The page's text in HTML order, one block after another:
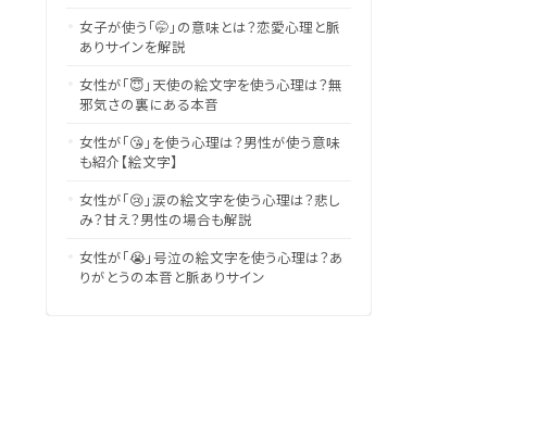
女子が使う「🤭」の意味とは？恋愛心理と脈
ありサインを解説
女性が「😇」天使の絵文字を使う心理は？無
邪気さの裏にある本音
女性が「😘」を使う心理は？男性が使う意味
も紹介【絵文字】
女性が「😢」涙の絵文字を使う心理は？悲し
み？甘え？男性の場合も解説
女性が「😭」号泣の絵文字を使う心理は？あ
りがとうの本音と脈ありサイン